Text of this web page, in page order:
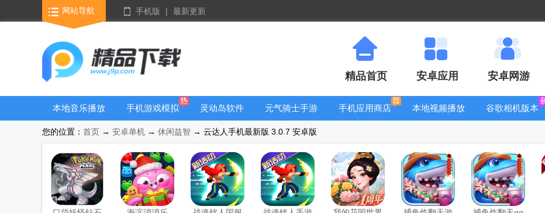
网站导航 手机版 | 最新更新
精品首页 安卓应用 安卓网游
本地音乐播放
手机游戏模拟
器安卓版合集
灵动岛软件
元气骑士手游
大全
手机应用商店
本地视频播放
谷歌相机版本
您的位置： 首页 → 安卓单机 → 休闲益智 → 云达人手机最新版 3.0.7 安卓版